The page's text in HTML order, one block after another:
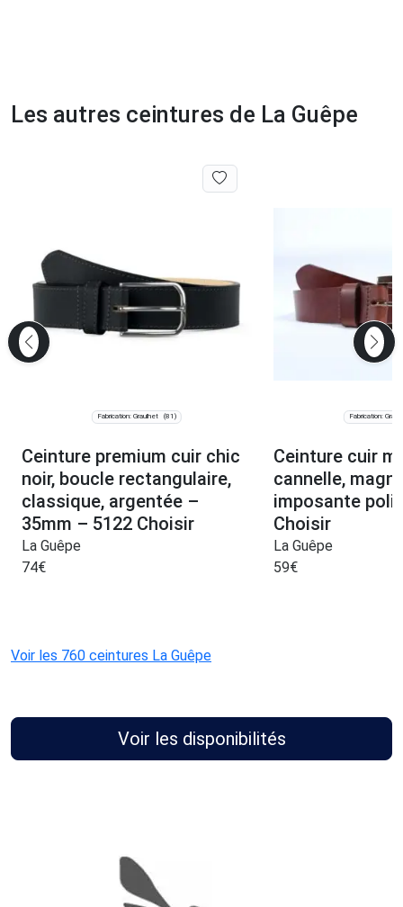
Les autres ceintures de La Guêpe
Fabrication: Graulhet (81)
Ceinture premium cuir chic
noir, boucle rectangulaire,
classique, argentée –
35mm – 5122 Choisir
La Guêpe
74€
Fabrication:
Ceinture cuir
cannelle,
imposante
Choisir
La Guêpe
59€
Voir les 760 ceintures La Guêpe
Voir les disponibilités